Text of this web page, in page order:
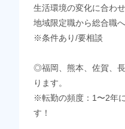
生活環境の変化に合わ
地域限定職から総合職
※条件あり/要相談
◎福岡、熊本、佐賀、
ります。
※転勤の頻度：1〜2年
す！